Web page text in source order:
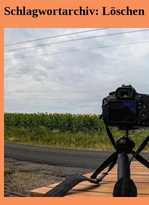
Schlagwortarchiv: Löschen